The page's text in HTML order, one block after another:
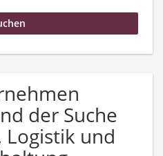
der Suche
und